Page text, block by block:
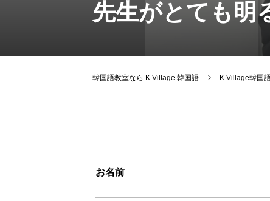
先生がとても明
韓国語教室なら K Village 韓国語 K Village韓国
お名前